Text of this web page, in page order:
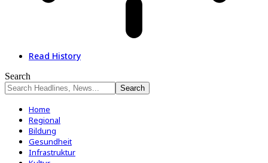
Read History
Search
Home
Regional
Bildung
Gesundheit
Infrastruktur